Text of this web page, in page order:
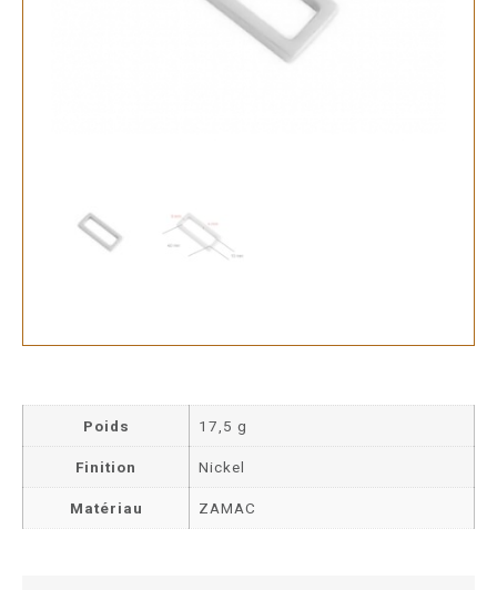
Poids 17,5 g
Finition Nickel
Matériau ZAMAC